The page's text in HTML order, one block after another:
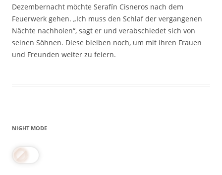
Dezembernacht möchte Serafín Cisneros nach dem
Feuerwerk gehen. „Ich muss den Schlaf der vergangenen
Nächte nachholen“, sagt er und verabschiedet sich von
seinen Söhnen. Diese bleiben noch, um mit ihren Frauen
und Freunden weiter zu feiern.
NIGHT MODE